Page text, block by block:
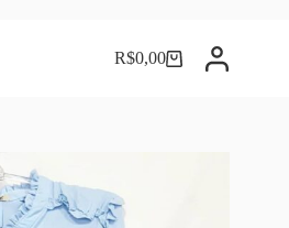
Carrinho
R$0,00